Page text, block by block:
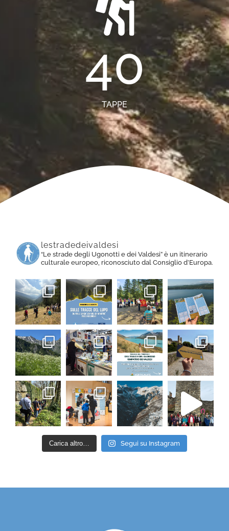
40
TAPPE
lestradedeivaldesi
“Le strade degli Ugonotti e dei Valdesi” è un itinerario
culturale europeo, riconosciuto dal Consiglio d’Europa.
Carica altro… Segui su Instagram